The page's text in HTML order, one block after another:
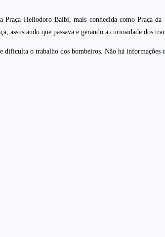
Praça Heliodoro Balbi, mais conhecida como Praça
assustando que passava e gerando a curiosidade dos
dificulta o trabalho dos bombeiros. Não há